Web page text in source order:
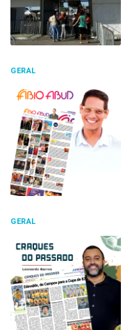
GERAL
GERAL